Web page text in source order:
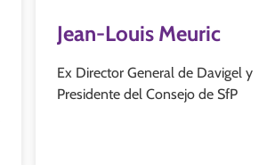
Jean-Louis Meuric
Ex Director General de Davigel y
Presidente del Consejo de SfP